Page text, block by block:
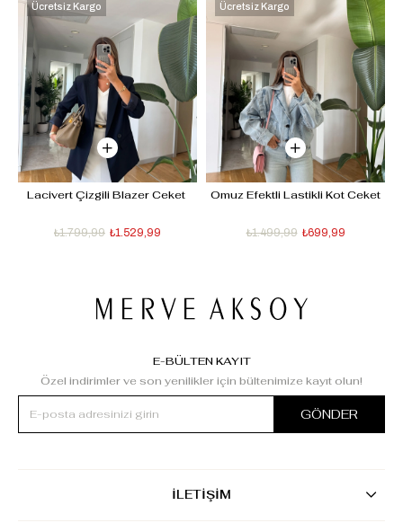
Lacivert Çizgili Blazer Ceket
₺1.529,99
₺1.799,99
Ücretsiz Kargo
Omuz Efektli Lastikli Kot Ceket
₺699,99
₺1.499,99
Ücretsiz Kargo
E-BÜLTEN KAYIT
Özel indirimler ve son yenilikler için bültenimize kayıt olun!
GÖNDER
İLETİŞİM